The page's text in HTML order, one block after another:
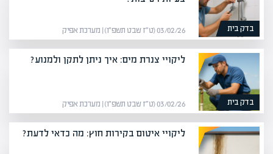
בדק בית 03/02/26 (ט״ז שבט תשפ״ו) | מערכת אפיק
בדק בית
ליקויי צנרת מים: איך ניתן לתקן ולמנוע?
03/02/26 (ט״ז שבט תשפ״ו) | מערכת אפיק
ליקויי איטום בקירות חוץ: מה כדאי לדעת?